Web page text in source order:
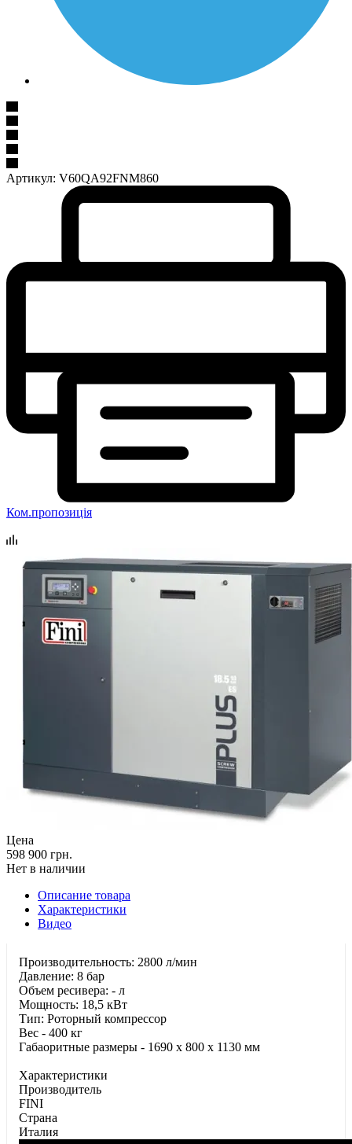
Артикул: V60QA92FNM860
Ком.пропозиція
Цена
598 900 грн.
Нет в наличии
Описание товара
Характеристики
Видео
Производительность: 2800 л/мин
Давление: 8 бар
Объем ресивера: - л
Мощность: 18,5 кВт
Тип: Роторный компрессор
Вес - 400 кг
Габаоритные размеры - 1690 x 800 x 1130 мм
Характеристики
Производитель
FINI
Страна
Италия